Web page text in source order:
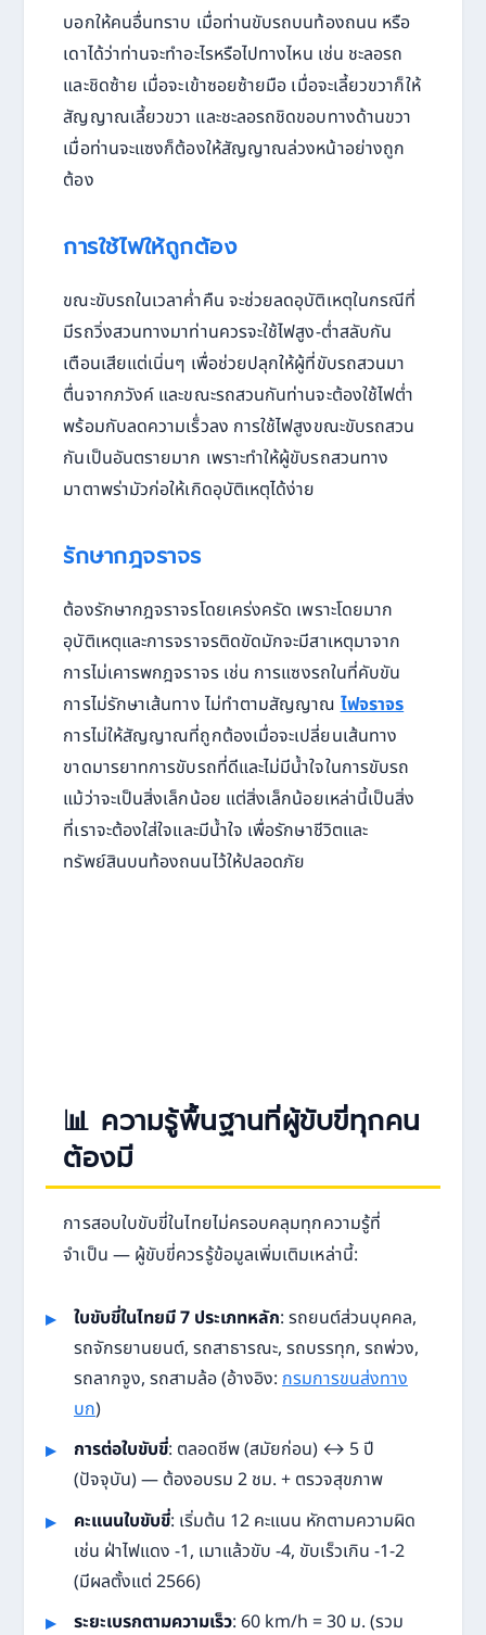
บอกให้คนอื่นทราบ เมื่อท่านขับรถบนท้องถนน หรือ
เดาได้ว่าท่านจะทำอะไรหรือไปทางไหน เช่น ชะลอรถ
และชิดซ้าย เมื่อจะเข้าซอยซ้ายมือ เมื่อจะเลี้ยวขวาก็ให้
สัญญาณเลี้ยวขวา และชะลอรถชิดขอบทางด้านขวา
เมื่อท่านจะแซงก็ต้องให้สัญญาณล่วงหน้าอย่างถูก
ต้อง
การใช้ไฟให้ถูกต้อง
ขณะขับรถในเวลาค่ำคืน จะช่วยลดอุบัติเหตุในกรณีที่
มีรถวิ่งสวนทางมาท่านควรจะใช้ไฟสูง-ต่ำสลับกัน
เตือนเสียแต่เนิ่นๆ เพื่อช่วยปลุกให้ผู้ที่ขับรถสวนมา
ตื่นจากภวังค์ และขณะรถสวนกันท่านจะต้องใช้ไฟต่ำ
พร้อมกับลดความเร็่วลง การใช้ไฟสูงขณะขับรถสวน
กันเป็นอันตรายมาก เพราะทำให้ผู้ขับรถสวนทาง
มาตาพร่ามัวก่อให้เกิดอุบัติเหตุได้ง่าย
รักษากฎจราจร
ต้องรักษากฎจราจรโดยเคร่งครัด เพราะโดยมาก
อุบัติเหตุและการจราจรติดขัดมักจะมีสาเหตุมาจาก
การไม่เคารพกฎจราจร เช่น การแซงรถในที่คับขัน
การไม่รักษาเส้นทาง ไม่ทำตามสัญญาณไฟจราจร
การไม่ให้สัญญาณที่ถูกต้องเมื่อจะเปลี่ยนเส้นทาง
ขาดมารยาทการขับรถที่ดีและไม่มีน้ำใจในการขับรถ
แม้ว่าจะเป็นสิ่งเล็กน้อย แต่สิ่งเล็กน้อยเหล่านี้เป็นสิ่ง
ที่เราจะต้องใส่ใจและมีน้ำใจ เพื่อรักษาชีวิตและ
ทรัพย์สินบนท้องถนนไว้ให้ปลอดภัย
📊 ความรู้พื้นฐานที่ผู้ขับขี่ทุกคน
ต้องมี
การสอบใบขับขี่ในไทยไม่ครอบคลุมทุกความรู้ที่
จำเป็น — ผู้ขับขี่ควรรู้ข้อมูลเพิ่มเติมเหล่านี้:
ใบขับขี่ในไทยมี 7 ประเภทหลัก: รถยนต์ส่วนบุคคล,
รถจักรยานยนต์, รถสาธารณะ, รถบรรทุก, รถพ่วง,
รถลากจูง, รถสามล้อ (อ้างอิง: กรมการขนส่งทาง
บก)
การต่อใบขับขี่: ตลอดชีพ (สมัยก่อน) ↔ 5 ปี
(ปัจจุบัน) — ต้องอบรม 2 ชม. + ตรวจสุขภาพ
คะแนนใบขับขี่: เริ่มต้น 12 คะแนน หักตามความผิด
เช่น ฝ่าไฟแดง -1, เมาแล้วขับ -4, ขับเร็วเกิน -1-2
(มีผลตั้งแต่ 2566)
ระยะเบรกตามความเร็ว: 60 km/h = 30 ม. (รวม